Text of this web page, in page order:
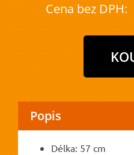
Cena bez DPH:
Popis
Délka: 57 cm